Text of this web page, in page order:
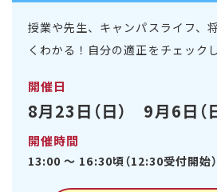
授業や先生、キャンパスライフ、
くわかる！自分の適正をチェック
開催日
8月23日（日） 9月6日（
開催時間
13:00 ～ 16:30頃（12:30受付開始）